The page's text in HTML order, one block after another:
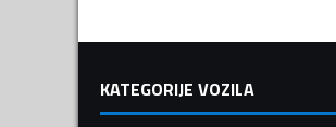
KATEGORIJE VOZILA